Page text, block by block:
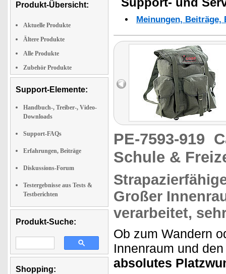
Produkt-Übersicht:
Aktuelle Produkte
Ältere Produkte
Alle Produkte
Zubehör Produkte
Support-Elemente:
Handbuch-, Treiber-, Video-
Downloads
Support-FAQs
Erfahrungen, Beiträge
Diskussions-Forum
Testergebnisse aus Tests &
Testberichten
Produkt-Suche:
Shopping:
Meinungen,
PE-7593-919
Schule &
Großer
verarbeitet,
Ob zum Wandern
Innenraum und
absolutes